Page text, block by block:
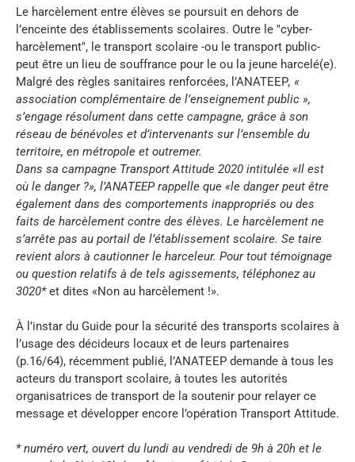
Le harcèlement entre élèves se poursuit en dehors de
l’enceinte des établissements scolaires. Outre le "cyber-
harcèlement", le transport scolaire -ou le transport public-
peut être un lieu de souffrance pour le ou la jeune harcelé(e).
Malgré des règles sanitaires renforcées, l’ANATEEP, «
association complémentaire de l’enseignement public »,
s’engage résolument dans cette campagne, grâce à son
réseau de bénévoles et d’intervenants sur l’ensemble du
territoire, en métropole et outremer.
Dans sa campagne Transport Attitude 2020 intitulée «Il est
où le danger ?», l’ANATEEP rappelle que «le danger peut être
également dans des comportements inappropriés ou des
faits de harcèlement contre des élèves. Le harcèlement ne
s’arrête pas au portail de l’établissement scolaire. Se taire
revient alors à cautionner le harceleur. Pour tout témoignage
ou question relatifs à de tels agissements, téléphonez au
3020*et dites «Non au harcèlement !».
À l’instar du Guide pour la sécurité des transports scolaires à
l’usage des décideurs locaux et de leurs partenaires
(p.16/64), récemment publié, l’ANATEEP demande à tous les
acteurs du transport scolaire, à toutes les autorités
organisatrices de transport de la soutenir pour relayer ce
message et développer encore l’opération Transport Attitude.
* numéro vert, ouvert du lundi au vendredi de 9h à 20h et le